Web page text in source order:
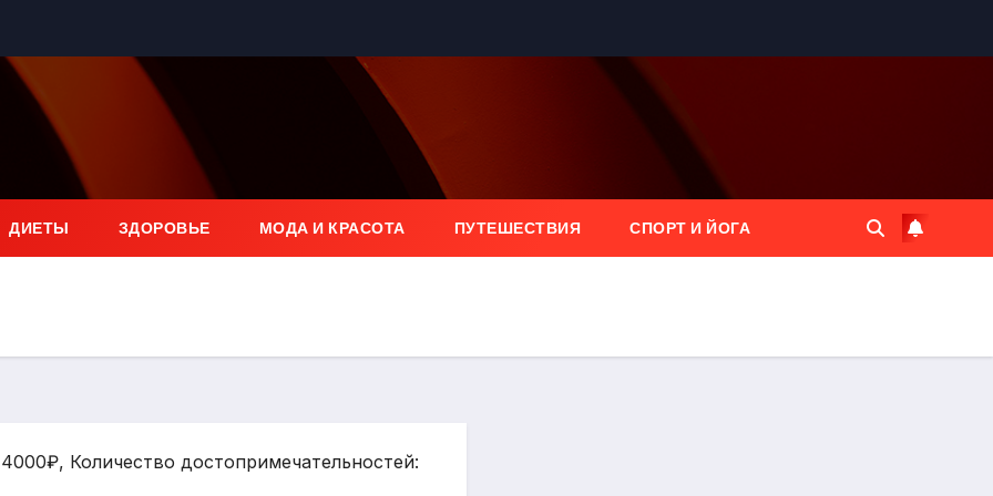
ДИЕТЫ ЗДОРОВЬЕ МОДА И КРАСОТА ПУТЕШЕСТВИЯ СПОРТ И ЙОГА
Количество достопримечательностей: